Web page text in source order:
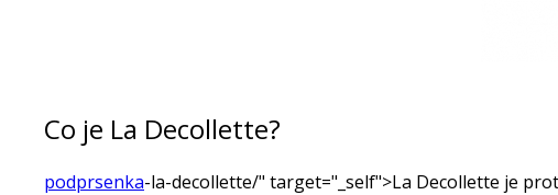
Co je La Decollette?
podprsenka-la-decollette/" target="_self">La Decollette je